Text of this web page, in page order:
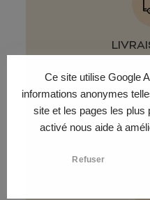
Ce site utilise Google
informations anonymes
site et les pages les plus
activé nous aide à
Refuser
Livraison
semaines en